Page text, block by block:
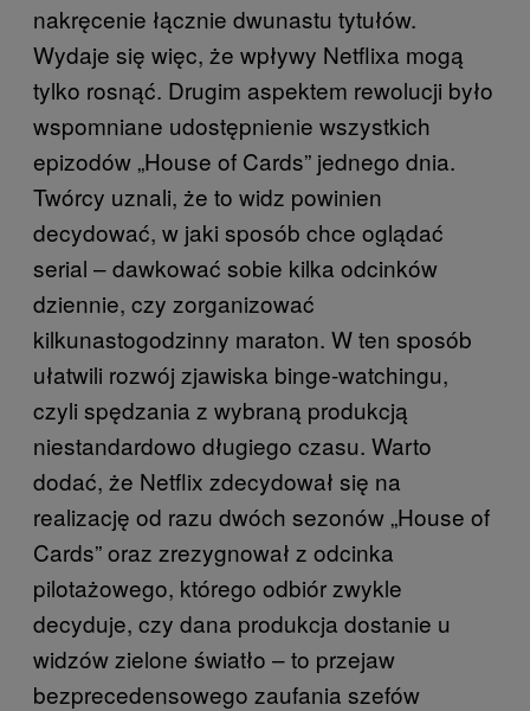
nakręcenie łącznie dwunastu tytułów.
Wydaje się więc, że wpływy Netflixa mogą
tylko rosnąć. Drugim aspektem rewolucji było
wspomniane udostępnienie wszystkich
epizodów „House of Cards” jednego dnia.
Twórcy uznali, że to widz powinien
decydować, w jaki sposób chce oglądać
serial – dawkować sobie kilka odcinków
dziennie, czy zorganizować
kilkunastogodzinny maraton. W ten sposób
ułatwili rozwój zjawiska binge-watchingu,
czyli spędzania z wybraną produkcją
niestandardowo długiego czasu. Warto
dodać, że Netflix zdecydował się na
realizację od razu dwóch sezonów „House of
Cards” oraz zrezygnował z odcinka
pilotażowego, którego odbiór zwykle
decyduje, czy dana produkcja dostanie u
widzów zielone światło – to przejaw
bezprecedensowego zaufania szefów